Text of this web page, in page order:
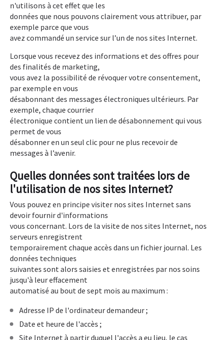
n'utilisons à cet effet que les
données que nous pouvons clairement vous attribuer, par
exemple parce que vous
avez commandé un service sur l’un de nos sites Internet.
Lorsque vous recevez des informations et des offres pour
des finalités de marketing,
vous avez la possibilité de révoquer votre consentement,
par exemple en vous
désabonnant des messages électroniques ultérieurs. Par
exemple, chaque courrier
électronique contient un lien de désabonnement qui vous
permet de vous
désabonner en un seul clic pour ne plus recevoir de
messages à l’avenir.
Quelles données sont traitées lors de
l'utilisation de nos sites Internet?
Vous pouvez en principe visiter nos sites Internet sans
devoir fournir d'informations
vous concernant. Lors de la visite de nos sites Internet, nos
serveurs enregistrent
temporairement chaque accès dans un fichier journal. Les
données techniques
suivantes sont alors saisies et enregistrées par nos soins
jusqu'à leur effacement
automatisé au bout de sept mois au maximum :
Adresse IP de l'ordinateur demandeur ;
Date et heure de l'accès ;
Site Internet à partir duquel l'accès a eu lieu, le cas